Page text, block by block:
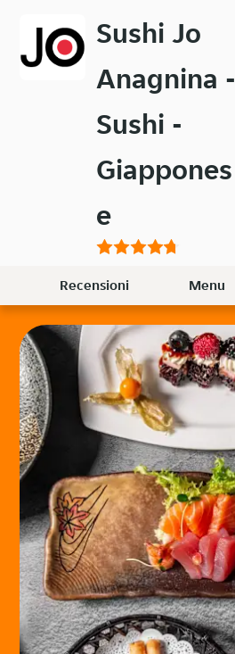
contenuto
Sushi Jo
Anagnina -
Sushi -
Giappones
e
Recensioni Menu